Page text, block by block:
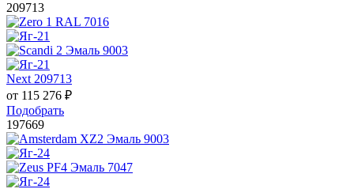
209713
Next 209713
от 115 276 ₽
Подобрать
197669